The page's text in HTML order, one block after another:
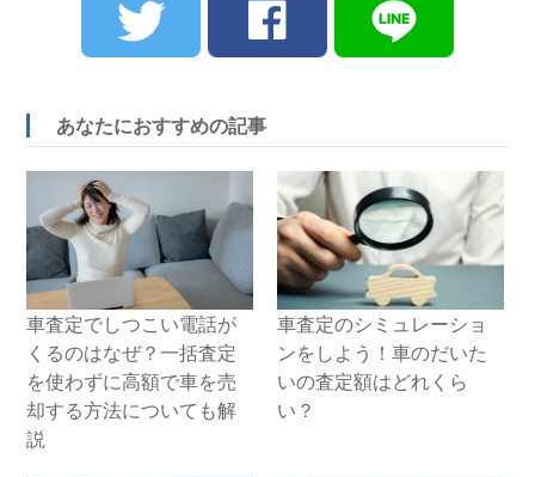
あなたにおすすめの記事
車査定でしつこい電話が
くるのはなぜ？一括査定
を使わずに高額で車を売
却する方法についても解
説
車査定のシミュレーショ
ンをしよう！車のだいた
いの査定額はどれくら
い？